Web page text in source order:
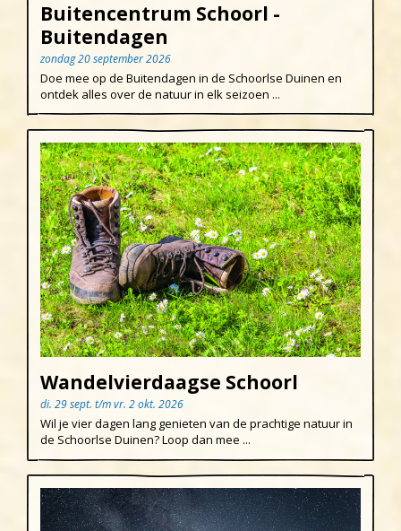
Buitencentrum Schoorl -
Buitendagen
zondag 20 september 2026
Doe mee op de Buitendagen in de Schoorlse Duinen en
ontdek alles over de natuur in elk seizoen ...
Wandelvierdaagse Schoorl
di. 29 sept. t/m vr. 2 okt. 2026
Wil je vier dagen lang genieten van de prachtige natuur in
de Schoorlse Duinen? Loop dan mee ...